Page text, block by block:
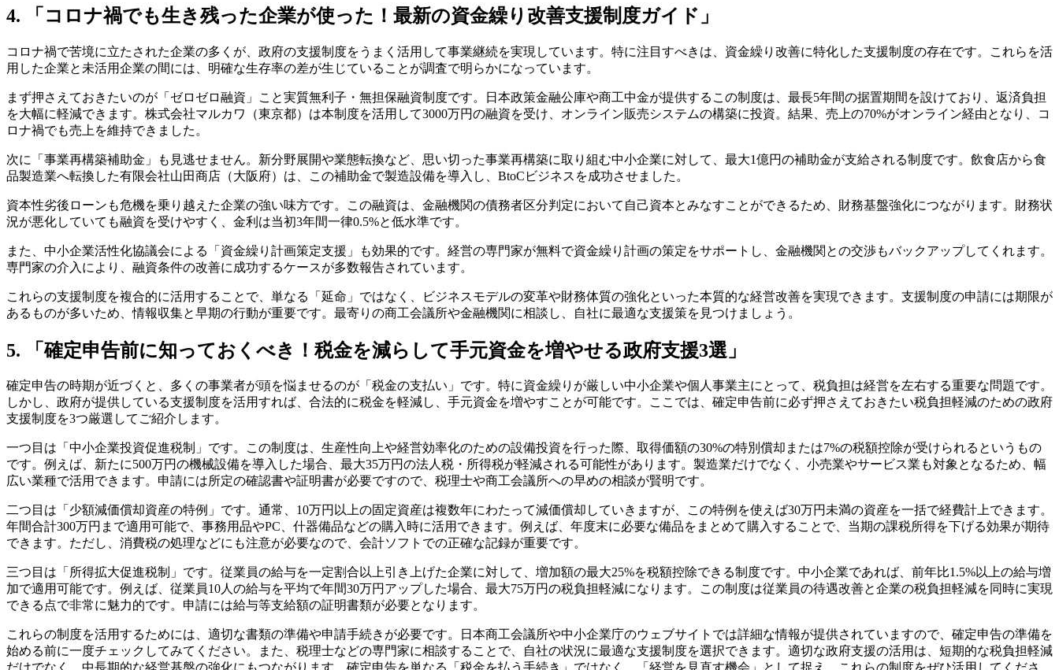
4. 「コロナ禍でも生き残った企業が使った！最新の資金繰り改善支援制度ガイド」
コロナ禍で苦境に立たされた企業の多くが、政府の支援制度をうまく活用して事業継続を実現しています。特に注目すべきは、資金繰り改善に特化した支援制度の存在です。これらを活
用した企業と未活用企業の間には、明確な生存率の差が生じていることが調査で明らかになっています。
まず押さえておきたいのが「ゼロゼロ融資」こと実質無利子・無担保融資制度です。日本政策金融公庫や商工中金が提供するこの制度は、最長5年間の据置期間を設けており、返済負担
を大幅に軽減できます。株式会社マルカワ（東京都）は本制度を活用して3000万円の融資を受け、オンライン販売システムの構築に投資。結果、売上の70%がオンライン経由となり、コ
ロナ禍でも売上を維持できました。
次に「事業再構築補助金」も見逃せません。新分野展開や業態転換など、思い切った事業再構築に取り組む中小企業に対して、最大1億円の補助金が支給される制度です。飲食店から食
品製造業へ転換した有限会社山田商店（大阪府）は、この補助金で製造設備を導入し、BtoCビジネスを成功させました。
資本性劣後ローンも危機を乗り越えた企業の強い味方です。この融資は、金融機関の債務者区分判定において自己資本とみなすことができるため、財務基盤強化につながります。財務状
況が悪化していても融資を受けやすく、金利は当初3年間一律0.5%と低水準です。
また、中小企業活性化協議会による「資金繰り計画策定支援」も効果的です。経営の専門家が無料で資金繰り計画の策定をサポートし、金融機関との交渉もバックアップしてくれます。
専門家の介入により、融資条件の改善に成功するケースが多数報告されています。
これらの支援制度を複合的に活用することで、単なる「延命」ではなく、ビジネスモデルの変革や財務体質の強化といった本質的な経営改善を実現できます。支援制度の申請には期限が
あるものが多いため、情報収集と早期の行動が重要です。最寄りの商工会議所や金融機関に相談し、自社に最適な支援策を見つけましょう。
5. 「確定申告前に知っておくべき！税金を減らして手元資金を増やせる政府支援3選」
確定申告の時期が近づくと、多くの事業者が頭を悩ませるのが「税金の支払い」です。特に資金繰りが厳しい中小企業や個人事業主にとって、税負担は経営を左右する重要な問題です。
しかし、政府が提供している支援制度を活用すれば、合法的に税金を軽減し、手元資金を増やすことが可能です。ここでは、確定申告前に必ず押さえておきたい税負担軽減のための政府
支援制度を3つ厳選してご紹介します。
一つ目は「中小企業投資促進税制」です。この制度は、生産性向上や経営効率化のための設備投資を行った際、取得価額の30%の特別償却または7%の税額控除が受けられるというもの
です。例えば、新たに500万円の機械設備を導入した場合、最大35万円の法人税・所得税が軽減される可能性があります。製造業だけでなく、小売業やサービス業も対象となるため、幅
広い業種で活用できます。申請には所定の確認書や証明書が必要ですので、税理士や商工会議所への早めの相談が賢明です。
二つ目は「少額減価償却資産の特例」です。通常、10万円以上の固定資産は複数年にわたって減価償却していきますが、この特例を使えば30万円未満の資産を一括で経費計上できます。
年間合計300万円まで適用可能で、事務用品やPC、什器備品などの購入時に活用できます。例えば、年度末に必要な備品をまとめて購入することで、当期の課税所得を下げる効果が期待
できます。ただし、消費税の処理などにも注意が必要なので、会計ソフトでの正確な記録が重要です。
三つ目は「所得拡大促進税制」です。従業員の給与を一定割合以上引き上げた企業に対して、増加額の最大25%を税額控除できる制度です。中小企業であれば、前年比1.5%以上の給与増
加で適用可能です。例えば、従業員10人の給与を平均で年間30万円アップした場合、最大75万円の税負担軽減になります。この制度は従業員の待遇改善と企業の税負担軽減を同時に実現
できる点で非常に魅力的です。申請には給与等支給額の証明書類が必要となります。
これらの制度を活用するためには、適切な書類の準備や申請手続きが必要です。日本商工会議所や中小企業庁のウェブサイトでは詳細な情報が提供されていますので、確定申告の準備を
始める前に一度チェックしてみてください。また、税理士などの専門家に相談することで、自社の状況に最適な支援制度を選択できます。適切な政府支援の活用は、短期的な税負担軽減